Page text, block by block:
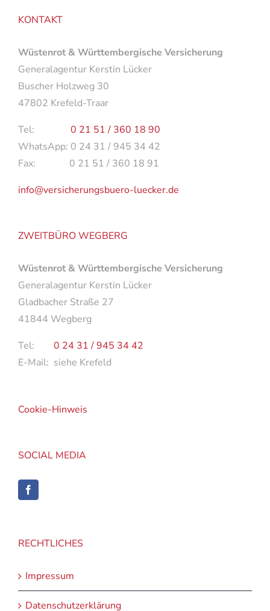
KONTAKT
Wüstenrot & Württembergische Versicherung
Generalagentur Kerstin Lücker
Buscher Holzweg 30
47802 Krefeld-Traar
Tel: 0 21 51 / 360 18 90
WhatsApp: 0 24 31 / 945 34 42
Fax: 0 21 51 / 360 18 91
info@versicherungsbuero-luecker.de
ZWEITBÜRO WEGBERG
Wüstenrot & Württembergische Versicherung
Generalagentur Kerstin Lücker
Gladbacher Straße 27
41844 Wegberg
Tel: 0 24 31 / 945 34 42
E-Mail: siehe Krefeld
Cookie-Hinweis
SOCIAL MEDIA
RECHTLICHES
Impressum
Datenschutzerklärung